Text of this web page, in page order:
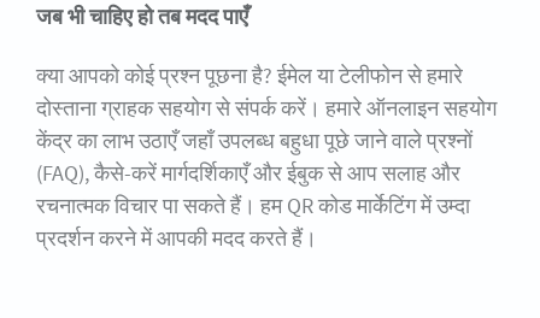
जब भी चाहिए हो तब मदद पाएँ
क्या आपको कोई प्रश्न पूछना है? ईमेल या टेलीफोन से हमारे
दोस्ताना ग्राहक सहयोग से संपर्क करें। हमारे ऑनलाइन सहयोग
केंद्र का लाभ उठाएँ जहाँ उपलब्ध बहुधा पूछे जाने वाले प्रश्नों
(FAQ), कैसे-करें मार्गदर्शिकाएँ और ईबुक से आप सलाह और
रचनात्मक विचार पा सकते हैं। हम QR कोड मार्केटिंग में उम्दा
प्रदर्शन करने में आपकी मदद करते हैं।